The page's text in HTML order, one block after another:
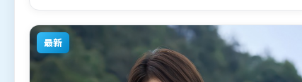
最新